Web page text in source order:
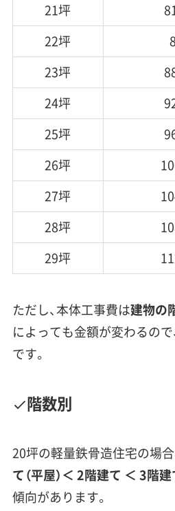
21坪
22坪
23坪
24坪
25坪
26坪
27坪
28坪
29坪
ただし、本体工事費は建物の
によっても金額が変わるの
です。
階数別
20坪の軽量鉄骨造住宅の場合
て（平屋）＜ 2階建て ＜ 3階建
傾向があります。